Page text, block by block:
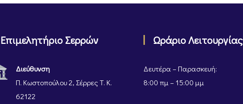
Επιμελητήριο Σερρών
Διεύθυνση
Π. Κωστοπούλου 2, Σέρρες Τ. Κ.
62122
Ωράριο Λειτουργίας
Δευτέρα – Παρασκευή:
8:00 πμ – 15:00 μμ